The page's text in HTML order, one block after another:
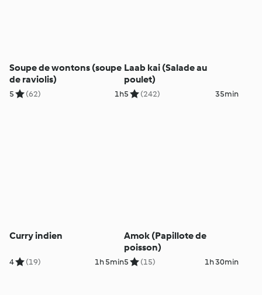
Soupe de wontons (soupe
de raviolis)
5 (62) 1h
Laab kai (Salade au
poulet)
5 (242) 35min
Curry indien
4 (19) 1h 5min
Amok (Papillote de
poisson)
5 (15) 1h 30min